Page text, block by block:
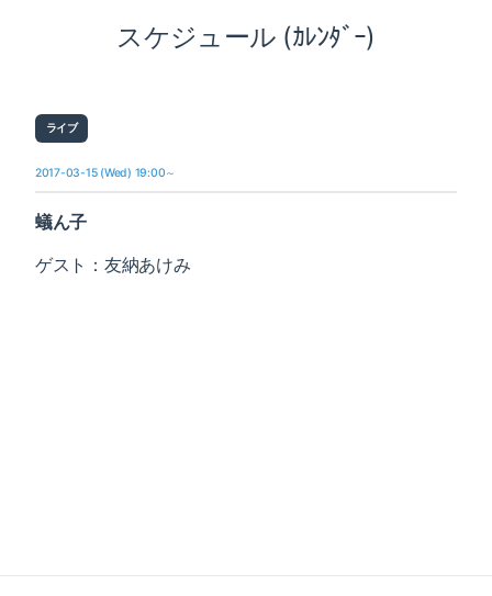
スケジュール (ｶﾚﾝﾀﾞｰ)
ライブ
2017-03-15 (Wed) 19:00～
蟻ん子
ゲスト：友納あけみ